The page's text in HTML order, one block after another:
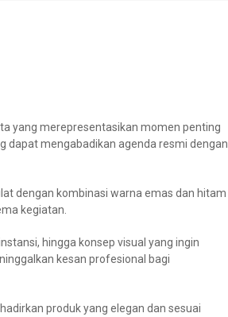
yang merepresentasikan momen penting
dapat mengabadikan agenda resmi dengan
dengan kombinasi warna emas dan hitam
kegiatan.
hingga konsep visual yang ingin
kesan profesional bagi
produk yang elegan dan sesuai